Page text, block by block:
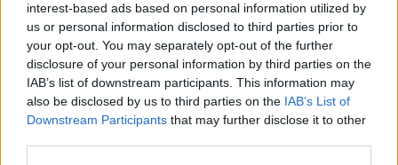
interest-based ads based on personal information utilized by
us or personal information disclosed to third parties prior to
your opt-out. You may separately opt-out of the further
disclosure of your personal information by third parties on the
IAB’s list of downstream participants. This information may
also be disclosed by us to third parties on the IAB’s List of
Downstream Participants that may further disclose it to other
Deputados do PSD saúdam Banda
Sinfónica da ARMAB pelo 1º lugar no
certame internacional de Valência